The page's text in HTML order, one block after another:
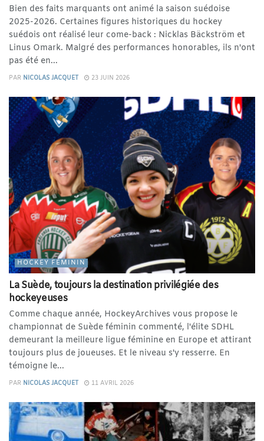
Bien des faits marquants ont animé la saison suédoise
2025-2026. Certaines figures historiques du hockey
suédois ont réalisé leur come-back : Nicklas Bäckström et
Linus Omark. Malgré des performances honorables, ils n'ont
pas été en...
PAR NICOLAS JACQUET 23 JUIN 2026
HOCKEY FÉMININ
La Suède, toujours la destination privilégiée des
hockeyeuses
Comme chaque année, HockeyArchives vous propose le
championnat de Suède féminin commenté, l'élite SDHL
demeurant la meilleure ligue féminine en Europe et attirant
toujours plus de joueuses. Et le niveau s'y resserre. En
témoigne le...
PAR NICOLAS JACQUET 11 AVRIL 2026